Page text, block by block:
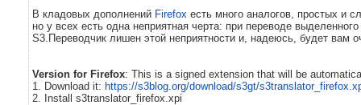
В кладовых дополнений Firefox есть много аналогов, простых и
но у всех есть одна неприятная черта: при переводе
S3.Переводчик лишен этой неприятности и, надеюсь, будет вам
Version for Firefox: This is a signed extension that will be
1. Download it: https://s3blog.org/download/s3gt/
2. Install s3translator_firefox.xpi